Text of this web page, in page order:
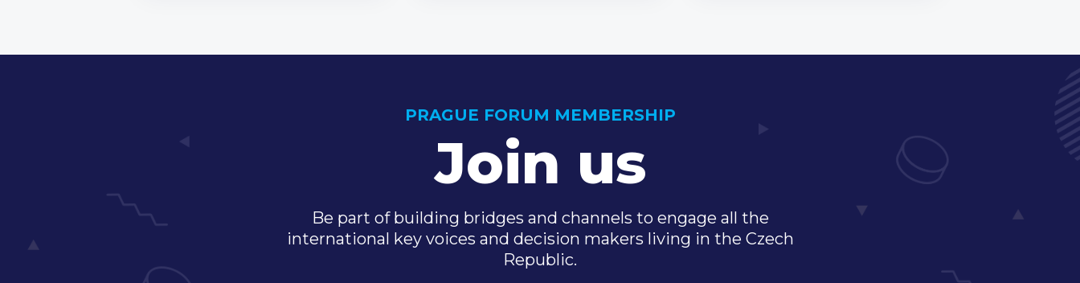
PRAGUE FORUM MEMBERSHIP
Join us
Be part of building bridges and channels to engage all the
international key voices and decision makers living in the Czech
Republic.